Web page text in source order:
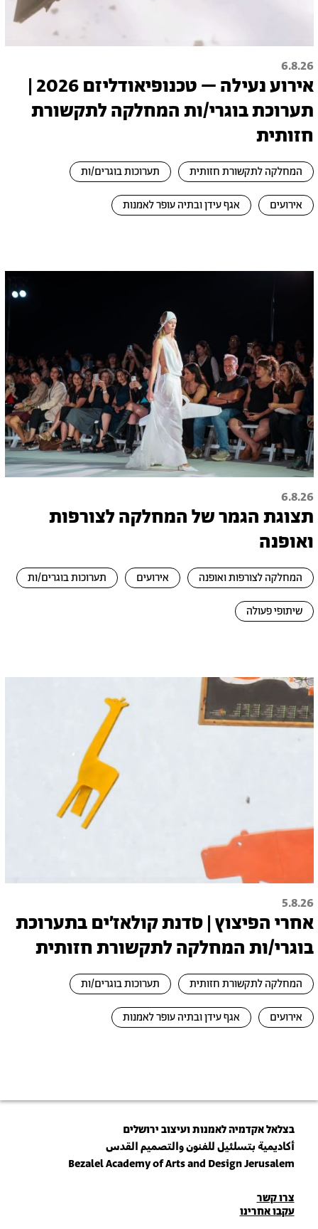
6.8.26
אירוע נעילה – טכנופיאודליזם 2026 |
תערוכת בוגרי/ות המחלקה לתקשורת
חזותית
המחלקה לתקשורת חזותית תערוכות בוגרים/ות
אירועים אגף עידן ובתיה עופר לאמנות
6.8.26
תצוגת הגמר של המחלקה לצורפות
ואופנה
המחלקה לצורפות ואופנה אירועים תערוכות בוגרים/ות
שיתופי פעולה
5.8.26
אחרי הפיצוץ | סדנת קולאז׳ים בתערוכת
בוגרי/ות המחלקה לתקשורת חזותית
המחלקה לתקשורת חזותית תערוכות בוגרים/ות
אירועים אגף עידן ובתיה עופר לאמנות
בצלאל אקדמיה לאמנות ועיצוב ירושלים
أكاديمية بتسلئيل للفنون والتصميم القدس
Bezalel Academy of Arts and Design Jerusalem
פרטי
צרו קשר
עקבו אחרינו